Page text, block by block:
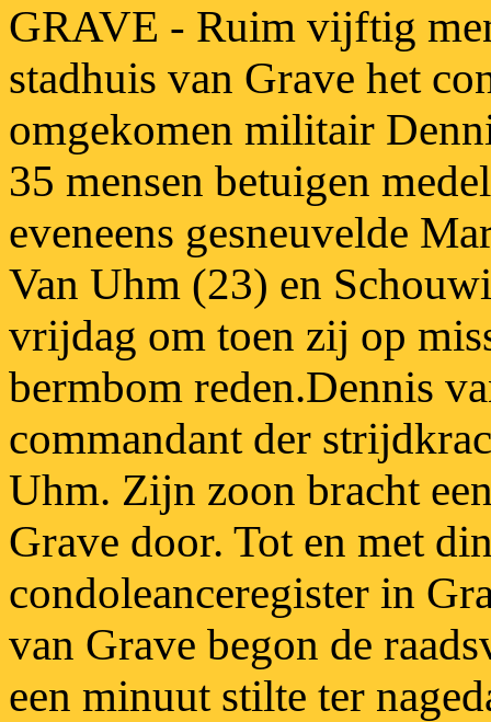
GRAVE - Ruim vijftig
stadhuis van Grave het
omgekomen militair
35 mensen betuigen
eveneens gesneuvelde
Van Uhm (23) en
vrijdag om toen zij op
bermbom reden.Dennis
commandant der
Uhm. Zijn zoon bracht
Grave door. Tot en met
condoleanceregister in
van Grave begon de
een minuut stilte ter